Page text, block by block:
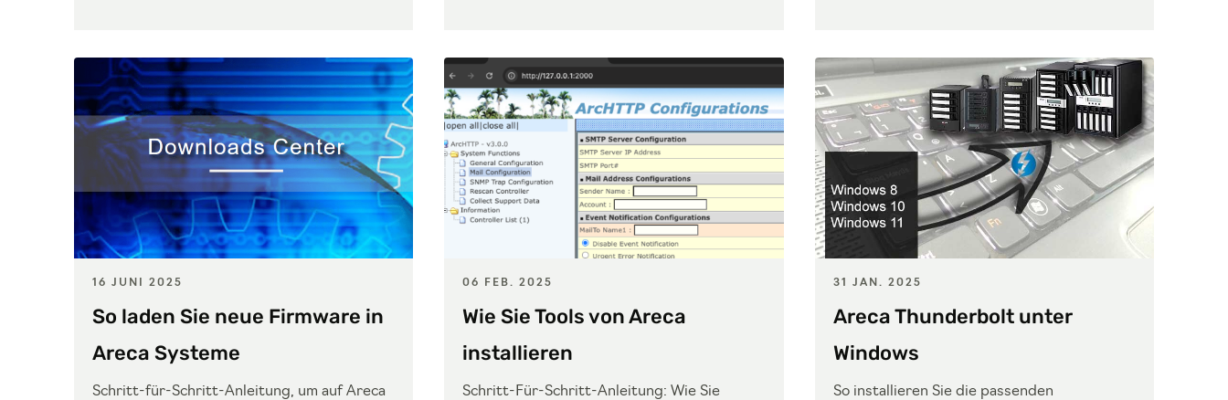
16 JUNI 2025
So laden Sie neue Firmware in
Areca Systeme
Schritt-für-Schritt-Anleitung, um auf Areca
06 FEB. 2025
Wie Sie Tools von Areca
installieren
Schritt-Für-Schritt-Anleitung: Wie Sie
31 JAN. 2025
Areca Thunderbolt unter
Windows
So installieren Sie die passenden